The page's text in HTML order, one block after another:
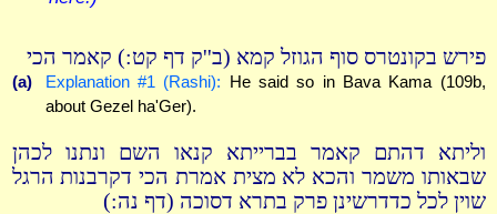
פירש בקונטרס סוף הגוזל קמא (ב''ק דף קט:) קאמר הכי
(a) Explanation #1 (Rashi): He said so in Bava Kama (109b,
about Gezel ha'Ger).
וליתא דהתם קאמר בברייתא קנאו השם ונתנו לכהן
שבאותו משמר והכא לא מצית אמרת הכי דקרבנות הרגל
שוין לכל כדדרשינן פרק בתרא דסוכה (דף נה:)